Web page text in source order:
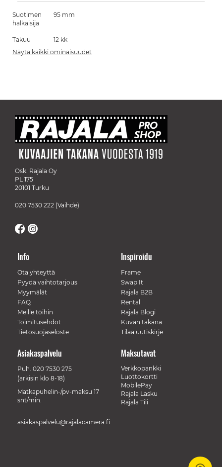
Suotimen
halkaisija
95 mm
Takuu
12 kk
Näytä kaikki ominaisuudet
Osk. Rajala Oy
PL 175
20101 Turku
020 7530 222 (Vaihde)
Info
Ota yhteyttä
Pyydä vaihtotarjous
Myymälät
FAQ
Meille töihin
Toimitusehdot
Tietosuojaseloste
Inspiroidu
Frame
Swap It
Rajala B2B
Rental
Rajala Blogi
Kuvan takana
Tilaa uutiskirje
Maksutavat
Verkkopankki
Luottokortti
MobilePay
Rajala Lasku
Rajala Tili
Asiakaspalvelu
Puh. 020 7530 275
(arkisin klo 8-18)
Matkapuhelin-/pv-maksu 17
snt/min.
asiakaspalvelu@rajalacamera.fi